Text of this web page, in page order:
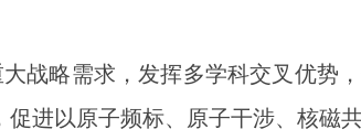
战略需求，发挥多学科交叉优势
进以原子频标、原子干涉、核磁